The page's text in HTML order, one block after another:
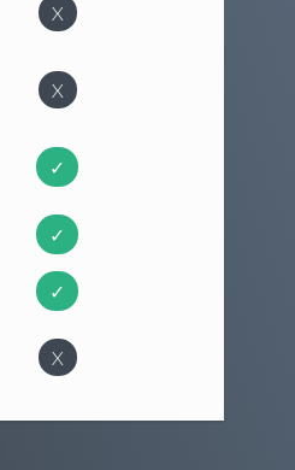
X
X
✓
✓
✓
X